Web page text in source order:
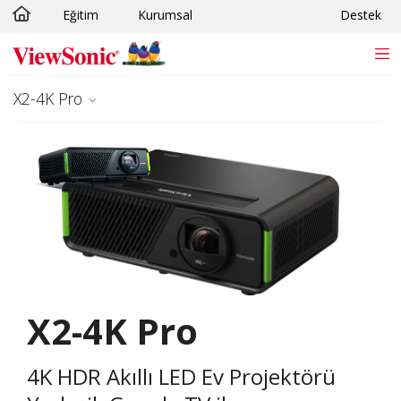
Skip to main content
Eğitim Kurumsal Destek
X2-4K Pro
X2-4K Pro
4K HDR Akıllı LED Ev Projektörü
Projektörü